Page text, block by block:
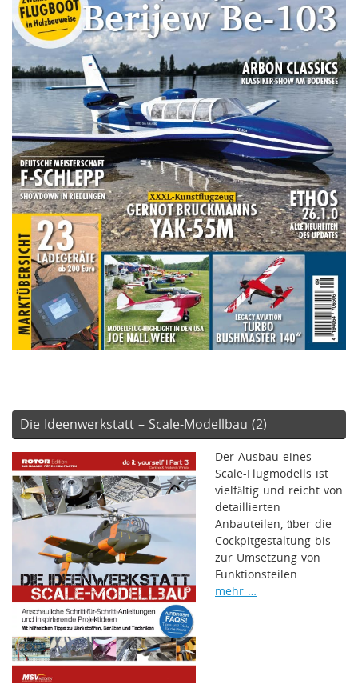
Die Ideenwerkstatt – Scale-Modellbau (2)
Der Ausbau eines
Scale-Flugmodells ist
vielfältig und reicht von
detaillierten
Anbauteilen, über die
Cockpitgestaltung bis
zur Umsetzung von
Funktionsteilen …
mehr …